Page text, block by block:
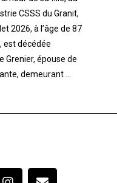
CSSS du Granit,
2026, à l’âge de 87
est décédée
Grenier, épouse de
demeurant ...